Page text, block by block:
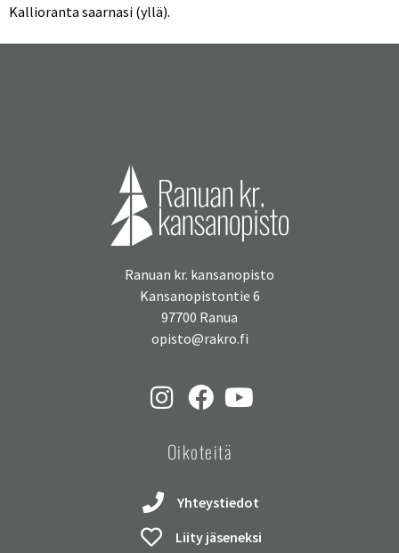
Kallioranta saarnasi (yllä).
Ranuan kr. kansanopisto
Kansanopistontie 6
97700 Ranua
opisto@rakro.fi
Oikoteitä
Yhteystiedot
Liity jäseneksi